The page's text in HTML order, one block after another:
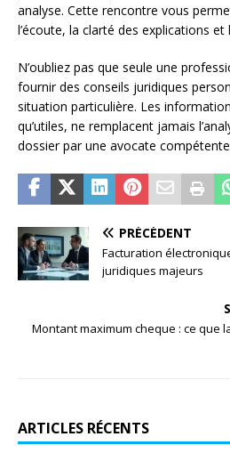
analyse. Cette rencontre vous
l’écoute, la clarté des explications
N’oubliez pas que seule une
fournir des conseils juridiques
situation particulière. Les
qu’utiles, ne remplacent jamais
dossier par une avocate
PRÉCÉDENT
Facturation
juridiques majeurs
Montant maximum cheque : ce que
ARTICLES RÉCENTS